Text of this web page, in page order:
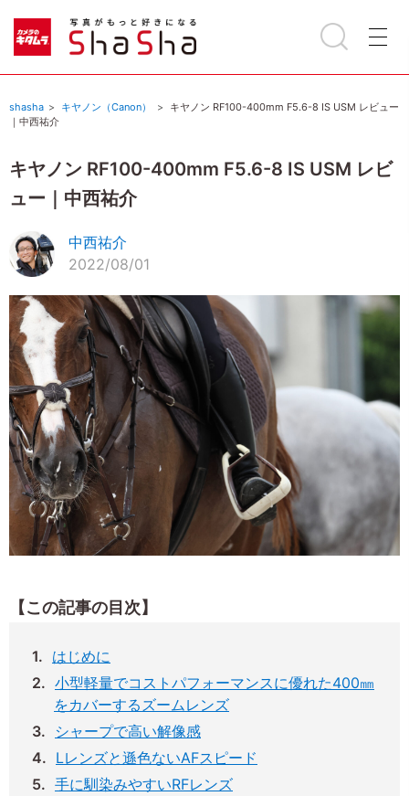
shasha キヤノン（Canon）
キヤノン RF100-400mm F5.6-8 IS USM レビュー
｜中西祐介
キヤノン RF100-400mm F5.6-8 IS USM レビ
ュー｜中西祐介
中西祐介
2022/08/01
【この記事の目次】
はじめに
小型軽量でコストパフォーマンスに優れた400㎜
をカバーするズームレンズ
シャープで高い解像感
Lレンズと遜色ないAFスピード
手に馴染みやすいRFレンズ